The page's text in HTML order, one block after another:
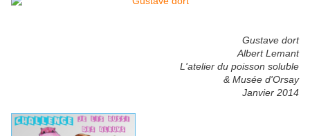
Gustave dort
Albert Lemant
L'atelier du poisson soluble
& Musée d'Orsay
Janvier 2014